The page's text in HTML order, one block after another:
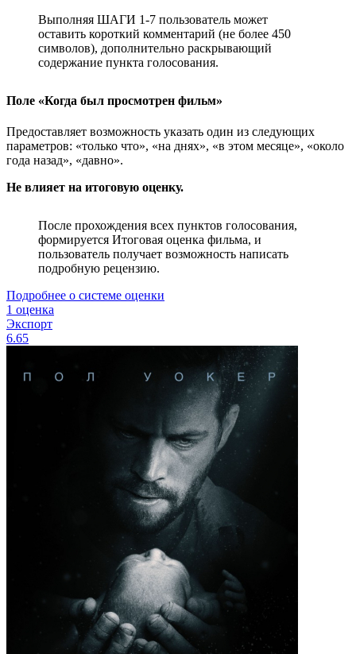
Выполняя ШАГИ 1-7 пользователь может
оставить короткий комментарий (не более 450
символов), дополнительно раскрывающий
содержание пункта голосования.
Поле «Когда был просмотрен фильм»
Предоставляет возможность указать один из следующих
параметров: «только что», «на днях», «в этом месяце», «около
года назад», «давно».
Не влияет на итоговую оценку.
После прохождения всех пунктов голосования,
формируется Итоговая оценка фильма, и
пользователь получает возможность написать
подробную рецензию.
Подробнее о системе оценки
1 оценка
Экспорт
6.65